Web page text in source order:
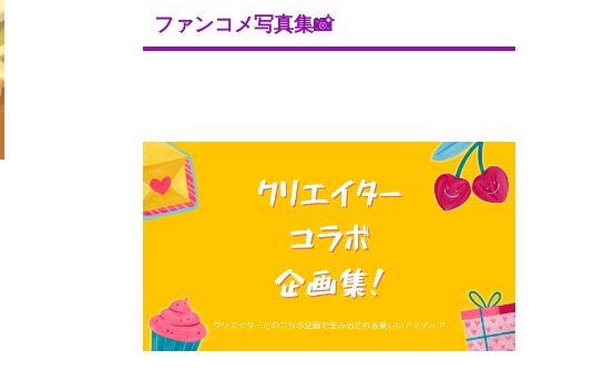
ファンコメ写真集📸